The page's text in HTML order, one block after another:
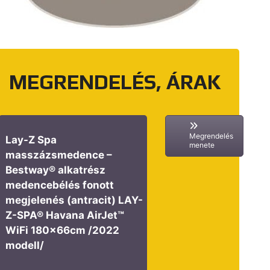
MEGRENDELÉS, ÁRAK
Lay-Z Spa
masszázsmedence –
Bestway® alkatrész
medencebélés fonott
megjelenés (antracit) LAY-
Z-SPA® Havana AirJet™
WiFi 180x66cm /2022
modell/
Megrendelés
menete